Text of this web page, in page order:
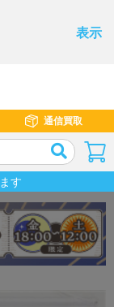
表示
通信買取
す